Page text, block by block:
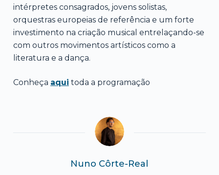
intérpretes consagrados, jovens solistas,
orquestras europeias de referência e um forte
investimento na criação musical entrelaçando-se
com outros movimentos artísticos como a
literatura e a dança.
Conheça aqui toda a programação
Nuno Côrte-Real